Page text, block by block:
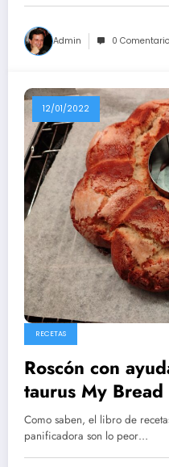
Admin 0
12/01/2022
RECETAS
Roscón con
taurus My Bread
Como saben, el libro de
panificadora son lo peor…